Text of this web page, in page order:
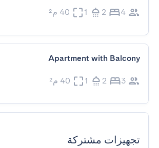
4
2
1 40 م²
Apartment with Balcony
3
2
1 40 م²
تجهيزات مشتركة